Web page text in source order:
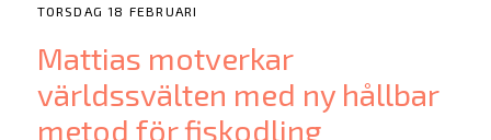
TORSDAG 18 FEBRUARI
Mattias motverkar
världssvälten med ny hållbar
metod för fiskodling